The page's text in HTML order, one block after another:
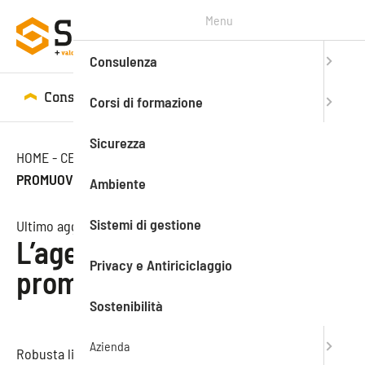
Consulenza Corsi di formazione
HOME- CENTRO STUDI
PROMUOVE LA LOMBARDIA
Ultimo aggiornamento: 21.07.2020
L’agenzia Moody’s
promuove la Lombardia
Robusta liquidità e flessibilità tributaria, basso profilo di
Menu
Consulenza
Corsi di formazione
Sicurezza
Ambiente
Sistemi di gestione
Privacy e Antiriciclaggio
Sostenibilità
Azienda